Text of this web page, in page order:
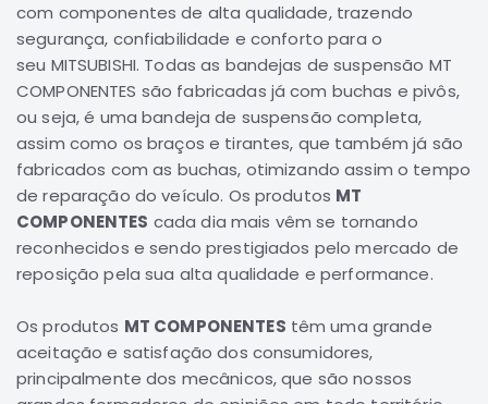
Correias
Filtros
Transmissão
Elétrica
Acessórios
L200
GL,
GLS
e
SPORT
Suspensão
Correias
com componentes de alta qualidade, trazendo
segurança, confiabilidade e conforto para o
seu MITSUBISHI. Todas as bandejas de suspensão MT
COMPONENTES são fabricadas já com buchas e pivôs,
ou seja, é umabandeja de suspensão completa,
assim como os braços e tirantes, que também já são
fabricados com as buchas, otimizando assim o tempo
de reparação do veículo. Os produtos MT
COMPONENTES cada dia mais vêm se tornando
reconhecidos e sendo prestigiados pelo mercado de
reposição pela sua alta qualidade e performance.
Os produtos MT COMPONENTES têm uma grande
aceitação e satisfação dos consumidores,
principalmente dos mecânicos, que são nossos